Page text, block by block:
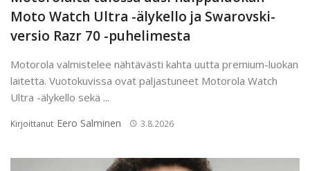
Moto Watch Ultra -älykello ja Swarovski-
versio Razr 70 -puhelimesta
Motorola valmistelee nähtävästi kahta uutta premium-luokan
laitetta. Vuotokuvissa ovat paljastuneet Motorola Watch
Ultra -älykello sekä ...
Kirjoittanut Eero Salminen 3.8.2026